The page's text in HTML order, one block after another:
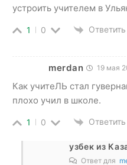
устроить учителем в
1 0 Ответить
merdan 19 мая
Как учитеЛЬ стал
плохо учил в школе.
1 0 Ответить
узбек из
Ответ для